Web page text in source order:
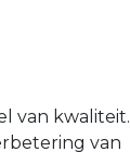
van kwaliteit.
van